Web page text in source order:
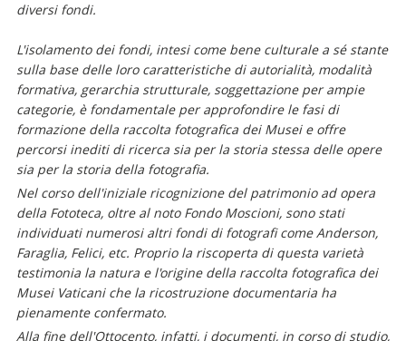
diversi fondi.
L'isolamento dei fondi, intesi come bene culturale a sé stante
sulla base delle loro caratteristiche di autorialità, modalità
formativa, gerarchia strutturale, soggettazione per ampie
categorie, è fondamentale per approfondire le fasi di
formazione della raccolta fotografica dei Musei e offre
percorsi inediti di ricerca sia per la storia stessa delle opere
sia per la storia della fotografia.
Nel corso dell'iniziale ricognizione del patrimonio ad opera
della Fototeca, oltre al noto Fondo Moscioni, sono stati
individuati numerosi altri fondi di fotografi come Anderson,
Faraglia, Felici, etc. Proprio la riscoperta di questa varietà
testimonia la natura e l'origine della raccolta fotografica dei
Musei Vaticani che la ricostruzione documentaria ha
pienamente confermato.
Alla fine dell'Ottocento, infatti, i documenti, in corso di studio,